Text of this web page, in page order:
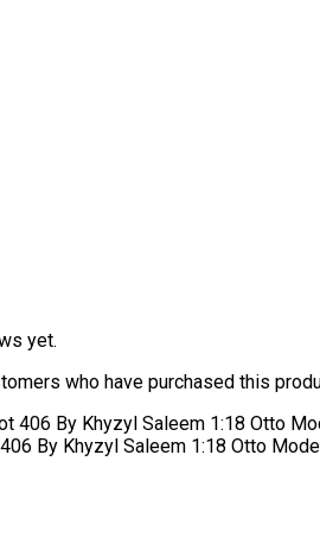
yet.
who have purchased this
By Khyzyl Saleem 1:18 Otto